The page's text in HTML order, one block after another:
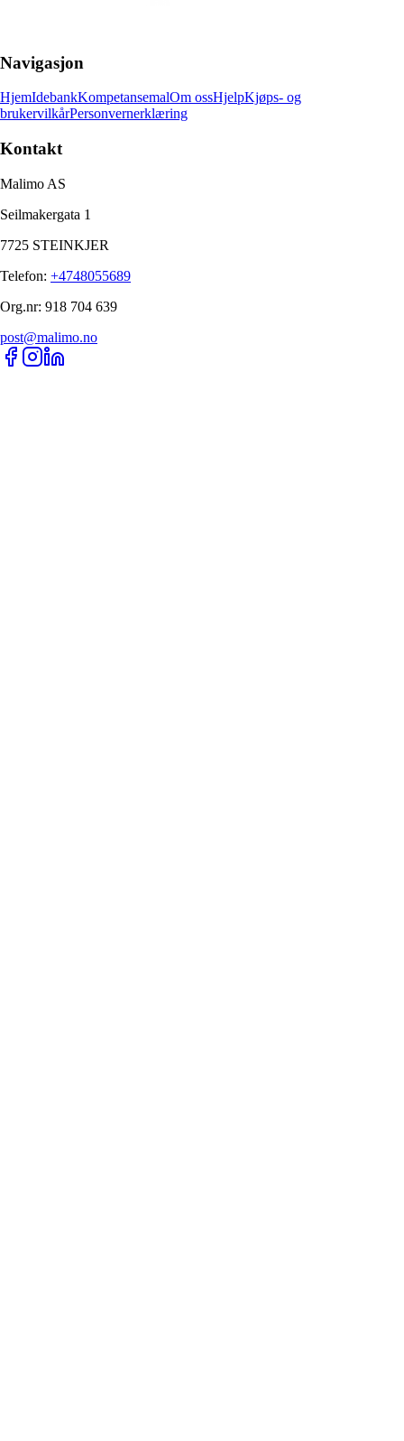
Navigasjon
HjemIdebankKompetansemalOm ossHjelpKjøps- og
brukervilkårPersonvernerklæring
Kontakt
Malimo AS
Seilmakergata 1
7725 STEINKJER
Telefon: +4748055689
Org.nr: 918 704 639
post@malimo.no